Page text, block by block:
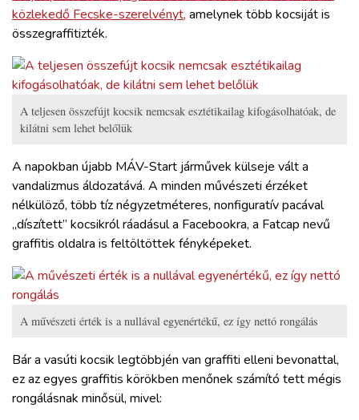
ARCHÍVUM
WEBSHOP
BELÉPÉS
REGISZTRÁCIÓ
közlekedő Fecske-szerelvényt, amelynek több kocsiját is
összegraffitizték.
A teljesen összefújt kocsik nemcsak esztétikailag kifogásolhatóak, de
kilátni sem lehet belőlük
A napokban újabb MÁV-Start járművek külseje vált a
vandalizmus áldozatává. A minden művészeti érzéket
nélkülöző, több tíz négyzetméteres, nonfiguratív pacával
„díszített” kocsikról ráadásul a Facebookra, a Fatcap nevű
graffitis oldalra is feltöltöttek fényképeket.
A művészeti érték is a nullával egyenértékű, ez így nettó rongálás
Bár a vasúti kocsik legtöbbjén van graffiti elleni bevonattal,
ez az egyes graffitis körökben menőnek számító tett mégis
rongálásnak minősül, mivel: